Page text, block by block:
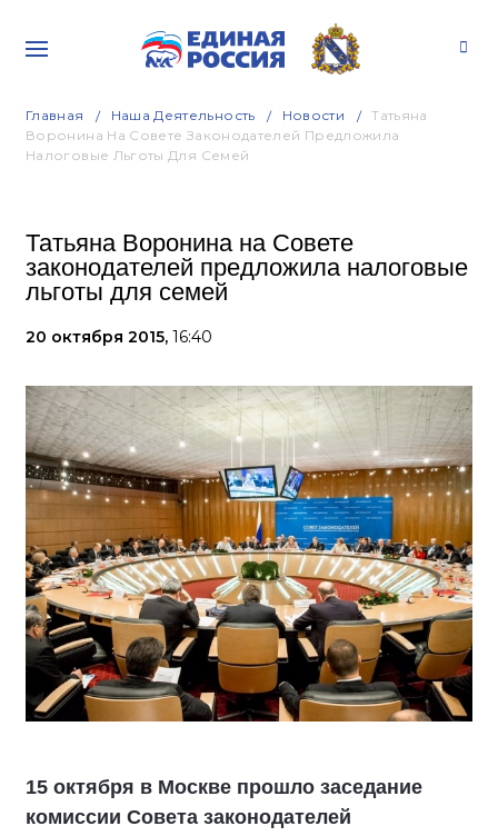
Главная Наша Деятельность Новости
Татьяна
Воронина На Совете Законодателей Предложила
Налоговые Льготы Для Семей
Татьяна Воронина на Совете
законодателей предложила налоговые
льготы для семей
20 октября 2015, 16:40
15 октября в Москве прошло заседание
комиссии Совета законодателей